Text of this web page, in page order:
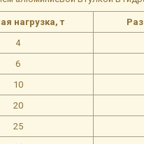
нагрузка, т
4
6
10
20
25